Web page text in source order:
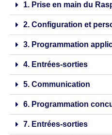
1. Prise en main du
2. Configuration et
3. Programmation
4. Entrées-sorties
5. Communication
6. Programmation
7. Entrées-sorties